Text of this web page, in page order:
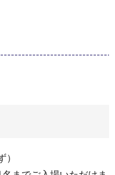
）